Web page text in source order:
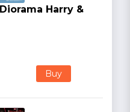
Harry &
Buy